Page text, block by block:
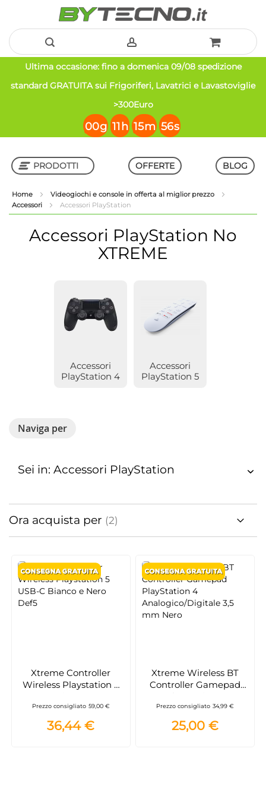
Salta
al
Ultima occasione: fino a domenica 09/08 spedizione
standard GRATUITA sui Frigoriferi, Lavatrici e Lavastoviglie
>300Euro
00g 11h 15m 55s
PRODOTTI
Shop in Shop
OFFERTE BLOG
Home
Videogiochi e console in offerta al miglior prezzo
Accessori
Accessori PlayStation
Accessori PlayStation No
XTREME
Accessori
PlayStation 4
Accessori
PlayStation 5
Xtreme Controller
Wireless Playstation 5
Def5
Prezzo consigliato 59,00 €
36,44 €
Xtreme Wireless BT
Controller Gamepad
Analogico/Digitale 3,5
mm Nero
Prezzo consigliato 34,99 €
25,00 €
Sei in: Accessori PlayStation
Naviga per
Ora acquista per